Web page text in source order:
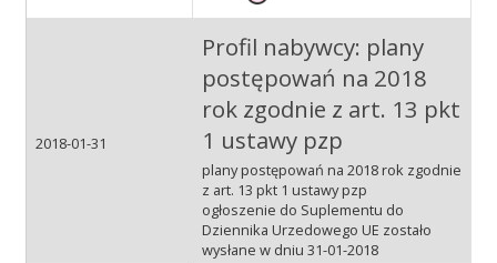
2018-01-31
Profil nabywcy: plany
postępowań na 2018
rok zgodnie z art. 13 pkt
1 ustawy pzp
plany postępowań na 2018 rok zgodnie
z art. 13 pkt 1 ustawy pzp
ogłoszenie do Suplementu do
Dziennika Urzedowego UE zostało
wysłane w dniu 31-01-2018